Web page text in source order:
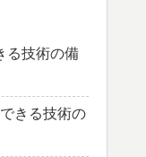
る技術の備
きる技術の